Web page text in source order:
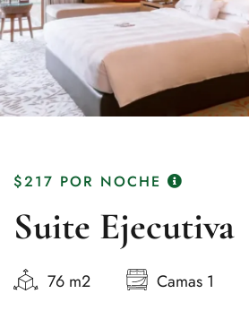
$217 POR NOCHE
Suite Ejecutiva
76 m2 Camas 1